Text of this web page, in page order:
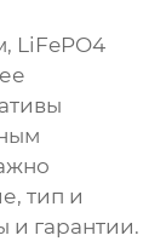
LiFePO4
тип и
и гарантии.